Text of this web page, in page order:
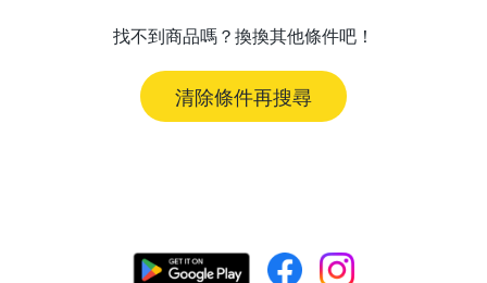
找不到商品嗎？換換其他條件吧！
清除條件再搜尋